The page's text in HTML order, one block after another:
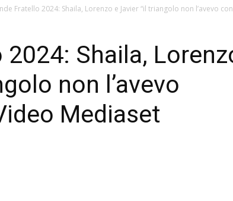
Fratello 2024: Shaila, Lorenzo e Javier “il triangolo non l’avevo
2024: Shaila,
non l’avevo
Mediaset